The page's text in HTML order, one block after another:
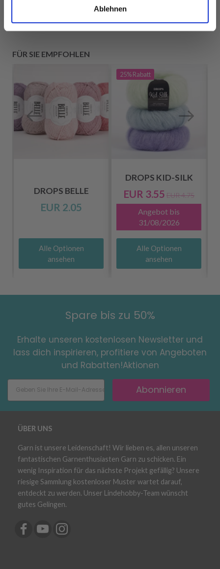
Ablehnen
FÜR SIE EMPFOHLEN
DROPS BELLE
EUR 2.05
Alle Optionen
ansehen
25%Rabatt
DROPS KID-SILK
EUR 3.55 EUR 4.75
Angebot bis
31/08/2026
Alle Optionen
ansehen
Spare bis zu 50%
Erhalte unseren kostenlosen Newsletter und
lass dich inspirieren, profitiere von Angeboten
und Rabatten!Aktionen
Abonnieren
ÜBER UNS
Garn ist unsere Leidenschaft! Wir lieben es, allen unseren
fantastischen Garnenthusiasten Garn zu schicken. Ein
wenig Inspiration für das nächste Projekt gefällig? Unsere
riesige Sammlung kostenloser Muster wartet darauf,
entdeckt zu werden. Unser Lindehobby-Team wünscht
gutes Gelingen.